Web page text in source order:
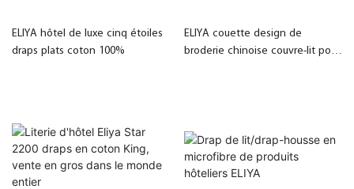
ELIYA hôtel de luxe cinq étoiles
draps plats coton 100%
ELIYA couette design de
broderie chinoise couvre-lit pour